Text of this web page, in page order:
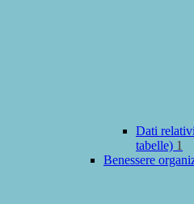
Dati
tabelle) 1
Benessere